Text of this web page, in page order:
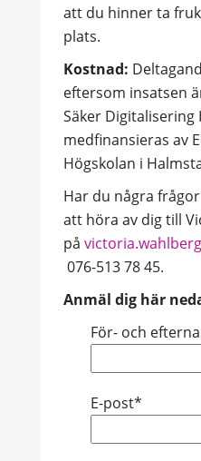
att du hinner ta
plats.
Kostnad:
eftersom insatsen
Säker Digitalisering
medfinansieras av
Högskolan i
Har du några
att höra av dig till
på
076-513 78 45.
Anmäl dig här
För- och
E-post*